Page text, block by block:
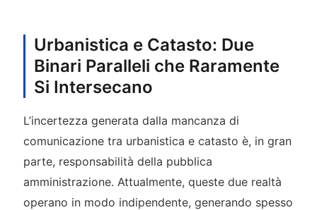
Urbanistica e Catasto: Due
Binari Paralleli che Raramente
Si Intersecano
L’incertezza generata dalla mancanza di
comunicazione tra urbanistica e catasto è, in gran
parte, responsabilità della pubblica
amministrazione. Attualmente, queste due realtà
operano in modo indipendente, generando spesso